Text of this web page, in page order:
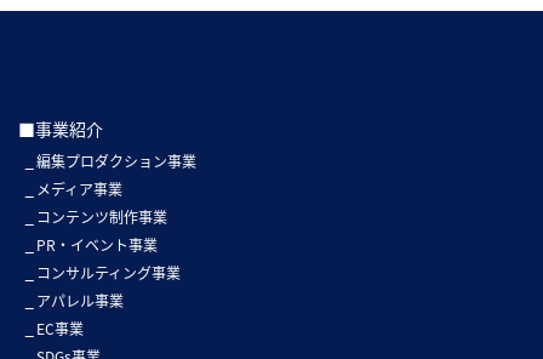
■事業紹介
編集プロダクション事業
メディア事業
コンテンツ制作事業
PR・イベント事業
コンサルティング事業
アパレル事業
EC事業